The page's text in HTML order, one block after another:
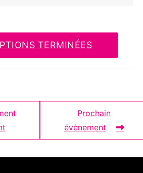
TERMINÉES
Prochain
évènement